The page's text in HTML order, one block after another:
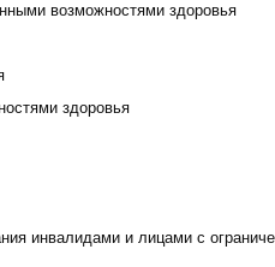
возможностями здоровья
здоровья
инвалидами и лицами с